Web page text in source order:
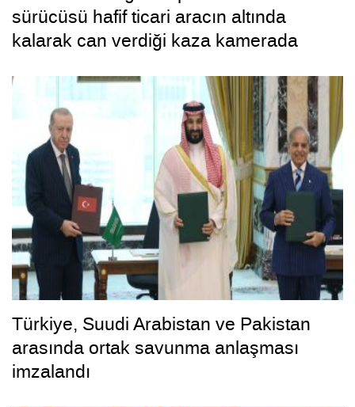
sürücüsü hafif ticari aracın altında
kalarak can verdiği kaza kamerada
Türkiye, Suudi Arabistan ve Pakistan
arasında ortak savunma anlaşması
imzalandı